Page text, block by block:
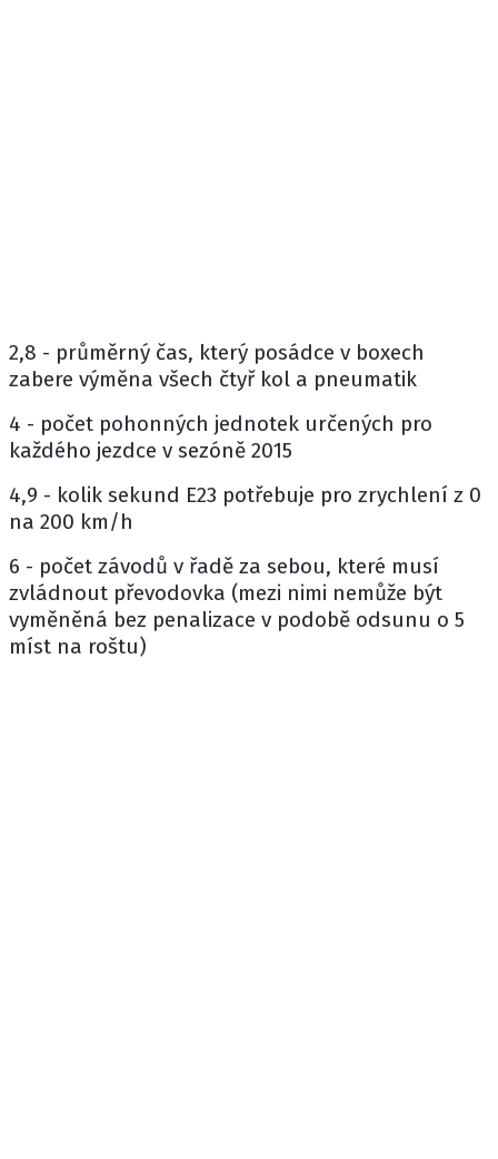
2,8 - průměrný čas, který posádce v boxech
zabere výměna všech čtyř kol a pneumatik
4 - počet pohonných jednotek určených pro
každého jezdce v sezóně 2015
4,9 - kolik sekund E23 potřebuje pro zrychlení z 0
na 200 km/h
6 - počet závodů v řadě za sebou, které musí
zvládnout převodovka (mezi nimi nemůže být
vyměněná bez penalizace v podobě odsunu o 5
míst na roštu)